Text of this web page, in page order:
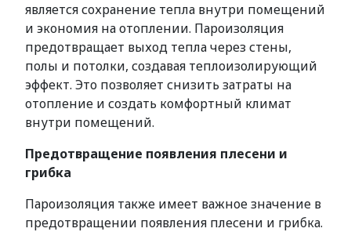
является сохранение тепла внутри помещений
и экономия на отоплении. Пароизоляция
предотвращает выход тепла через стены,
полы и потолки, создавая теплоизолирующий
эффект. Это позволяет снизить затраты на
отопление и создать комфортный климат
внутри помещений.
Предотвращение появления плесени и
грибка
Пароизоляция также имеет важное значение в
предотвращении появления плесени и грибка.